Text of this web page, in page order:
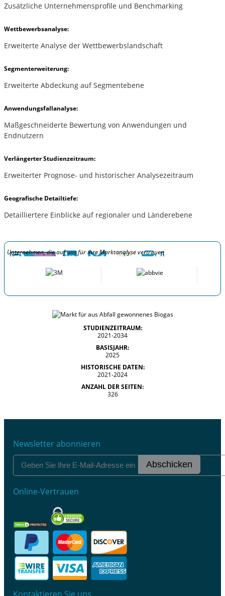
Zusätzliche Unternehmensprofile und Benchmarking
Wettbewerbsanalyse:
Erweiterte Analyse der Wettbewerbslandschaft
Segmenterweiterung:
Erweiterte Abdeckung auf Segmentebene
Anwendungsfallanalyse:
Maßgeschneiderte Bewertung von Anwendungen und
Endnutzern
Verlängerter Studienzeitraum:
Erweiterter Prognose- und historischer Analysezeitraum
Geografische Detailtiefe:
Detailliertere Einblicke auf regionaler und Länderebene
Unternehmen, die auf uns für ihre Marktanalyse vertrauen
STUDIENZEITRAUM:
2021-2034
BASISJAHR:
2025
HISTORISCHE DATEN:
2021-2024
ANZAHL DER SEITEN:
326
Newsletter abonnieren
Abschicken
Online-Vertrauen
Kontaktieren Sie uns